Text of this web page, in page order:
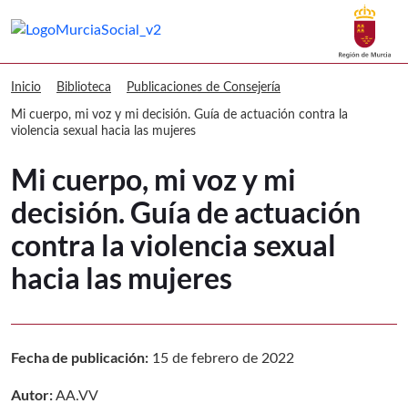
Murcia Social Mi cuerpo, mi voz y mi
Buscar
Inicio Biblioteca Publicaciones de Consejería
Mi cuerpo, mi voz y mi decisión. Guía de actuación contra la
violencia sexual hacia las mujeres
Mi cuerpo, mi voz y mi
decisión. Guía de actuación
contra la violencia sexual
hacia las mujeres
Fecha de publicación: 15 de febrero de 2022
Autor:AA.VV